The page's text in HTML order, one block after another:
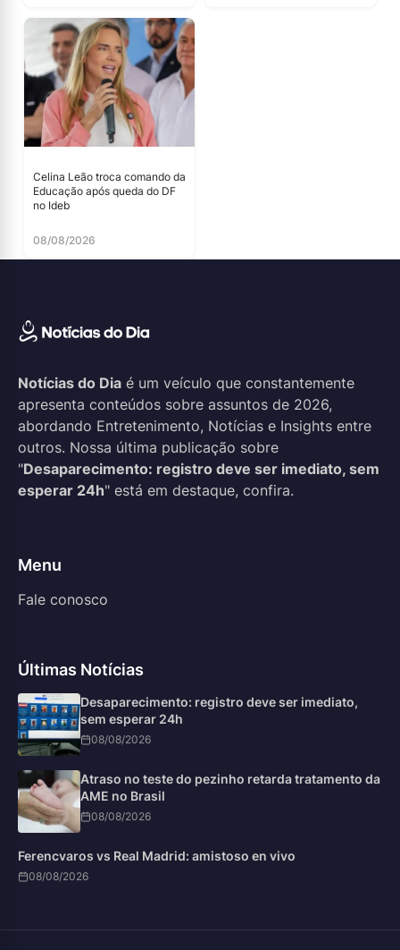
Celina Leão troca comando da
Educação após queda do DF
no Ideb
08/08/2026
Notícias do Dia é um veículo que constantemente
apresenta conteúdos sobre assuntos de 2026,
abordando Entretenimento, Notícias e Insights entre
outros. Nossa última publicação sobre
"Desaparecimento: registro deve ser imediato, sem
esperar 24h" está em destaque, confira.
Menu
Fale conosco
Últimas Notícias
Desaparecimento: registro deve ser imediato,
sem esperar 24h
08/08/2026
Atraso no teste do pezinho retarda tratamento da
AME no Brasil
08/08/2026
Ferencvaros vs Real Madrid: amistoso en vivo
08/08/2026